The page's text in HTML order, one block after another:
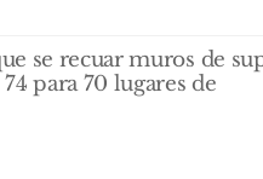
se recuar muros de
para 70 lugares de